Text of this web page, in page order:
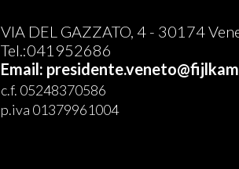
VIA DEL GAZZATO, 4 - 30174
Tel.:041952686
Email:
c.f. 05248370586
p.iva 01379961004